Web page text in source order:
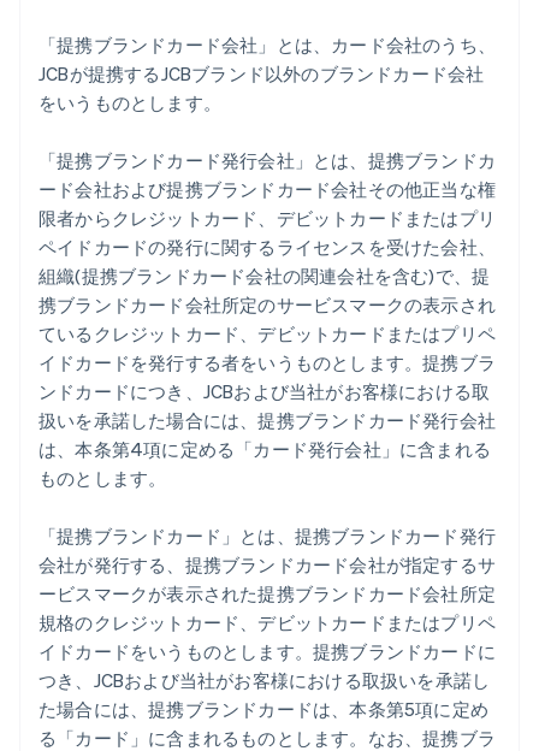
「提携ブランドカード会社」とは、カード会社のうち、
JCBが提携するJCBブランド以外のブランドカード会社
をいうものとします。
「提携ブランドカード発行会社」とは、提携ブランドカ
ード会社および提携ブランドカード会社その他正当な権
限者からクレジットカード、デビットカードまたはプリ
ペイドカードの発行に関するライセンスを受けた会社、
組織(提携ブランドカード会社の関連会社を含む)で、提
携ブランドカード会社所定のサービスマークの表示され
ているクレジットカード、デビットカードまたはプリペ
イドカードを発行する者をいうものとします。提携ブラ
ンドカードにつき、JCBおよび当社がお客様における取
扱いを承諾した場合には、提携ブランドカード発行会社
は、本条第4項に定める「カード発行会社」に含まれる
ものとします。
「提携ブランドカード」とは、提携ブランドカード発行
会社が発行する、提携ブランドカード会社が指定するサ
ービスマークが表示された提携ブランドカード会社所定
規格のクレジットカード、デビットカードまたはプリペ
イドカードをいうものとします。提携ブランドカードに
つき、JCBおよび当社がお客様における取扱いを承諾し
た場合には、提携ブランドカードは、本条第5項に定め
る「カード」に含まれるものとします。なお、提携ブラ